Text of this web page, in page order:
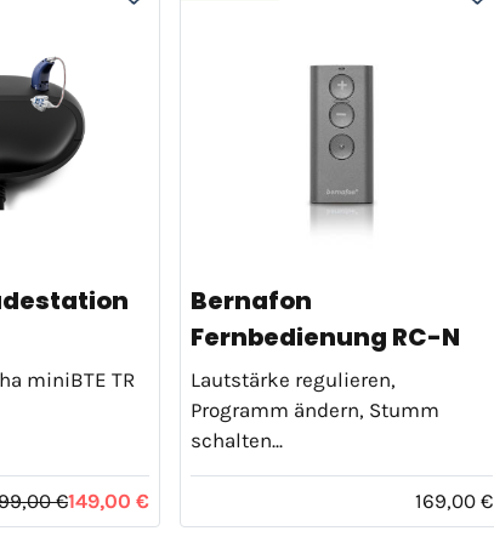
miniBTE TR
€149,00 €
Bernafon
Fernbedienung RC-N
Lautstärke regulieren,
Programm ändern, Stumm
schalten...
169,00 €